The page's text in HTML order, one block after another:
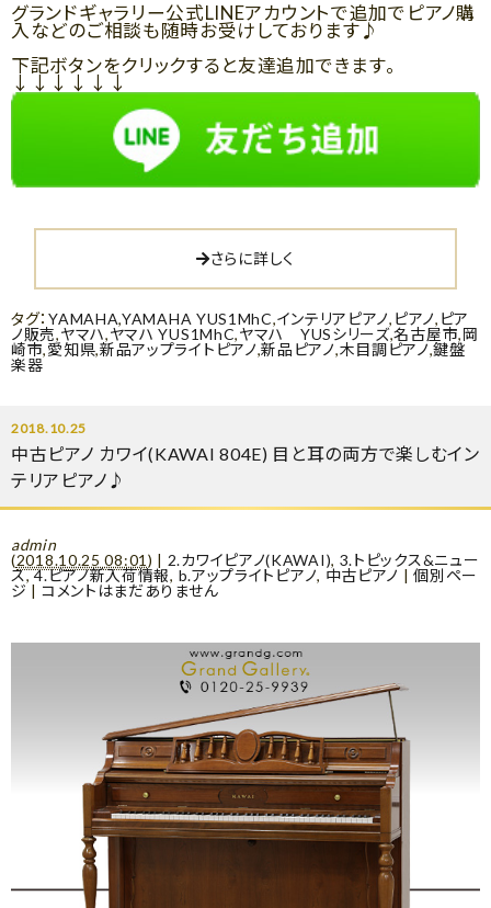
グランドギャラリー公式LINEアカウントで追加でピアノ購
入などのご相談も随時お受けしております♪
下記ボタンをクリックすると友達追加できます。
↓↓↓↓↓↓
さらに詳しく
タグ：YAMAHA,YAMAHA YUS1MhC,インテリアピアノ, ピアノ, ピア
ノ販売,ヤマハ,ヤマハ YUS1MhC,ヤマハ YUSシリーズ,名古屋市,岡
崎市,愛知県,新品アップライトピアノ,新品ピアノ,木目調ピアノ,鍵盤
楽器
2018.10.25
中古ピアノ カワイ(KAWAI 804E) 目と耳の両方で楽しむイン
テリアピアノ♪
admin
(2018.10.25 08:01 ) | 2.カワイピアノ(KAWAI), 3.トピックス&ニュー
ス,4.ピアノ新入荷情報, b.アップライトピアノ, 中古ピアノ |個別ペー
ジ | コメントはまだありません